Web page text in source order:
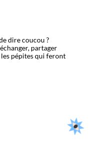
dire coucou ?
partager
pépites qui feront